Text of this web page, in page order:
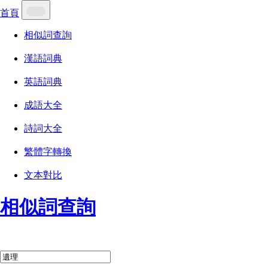
首頁
相似詞查詢
漢語詞典
英語詞典
成語大全
詩詞大全
繁體字轉換
文本對比
相似詞查詢